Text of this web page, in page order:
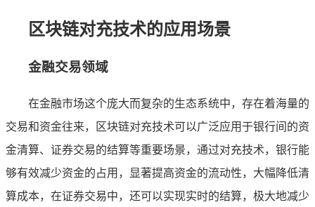
区块链对充技术的应用场景
金融交易领域
在金融市场这个庞大而复杂的生态系统中，存在着海量的
交易和资金往来，区块链对充技术可以广泛应用于银行间的资
金清算、证券交易的结算等重要场景，通过对充技术，银行能
够有效减少资金的占用，显著提高资金的流动性，大幅降低清
算成本，在证券交易中，还可以实现实时的结算，极大地减少